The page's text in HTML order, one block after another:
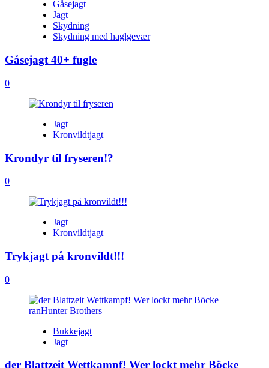
Gåsejagt
Jagt
Skydning
Skydning med haglgevær
Gåsejagt 40+ fugle
0
Jagt
Kronvildtjagt
Krondyr til fryseren!?
0
Jagt
Kronvildtjagt
Trykjagt på kronvildt!!!
0
Bukkejagt
Jagt
der Blattzeit Wettkampf! Wer lockt mehr Böcke